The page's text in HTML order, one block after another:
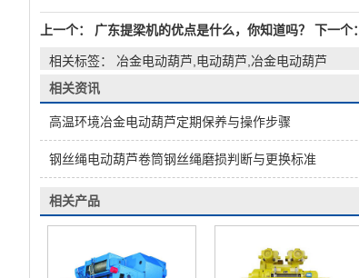
上一个： 广东提梁机的优点是什么，你知道吗？ 下一个：
相关标签： 冶金电动葫芦,电动葫芦,冶金电动葫芦
相关资讯
高温环境冶金电动葫芦定期保养与操作步骤
钢丝绳电动葫芦卷筒钢丝绳磨损判断与更换标准
相关产品